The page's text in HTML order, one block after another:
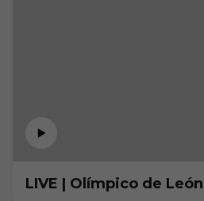
LIVE | Olímpico de